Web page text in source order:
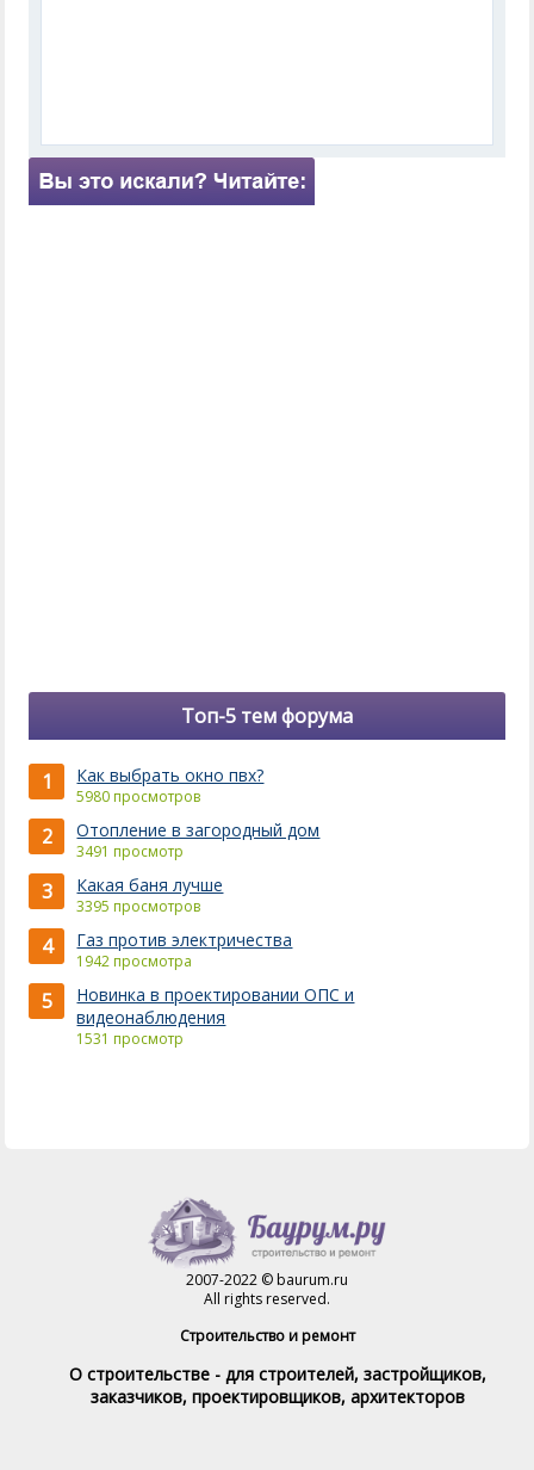
Топ-5 тем форума
1 Как выбрать окно пвх?
5980 просмотров
2 Отопление в загородный дом
3491 просмотр
3 Какая баня лучше
3395 просмотров
4 Газ против электричества
1942 просмотра
5
Новинка в проектировании ОПС и
видеонаблюдения
1531 просмотр
2007-2022 © baurum.ru
All rights reserved.
Строительство и ремонт
О строительстве - для строителей, застройщиков,
заказчиков, проектировщиков, архитекторов